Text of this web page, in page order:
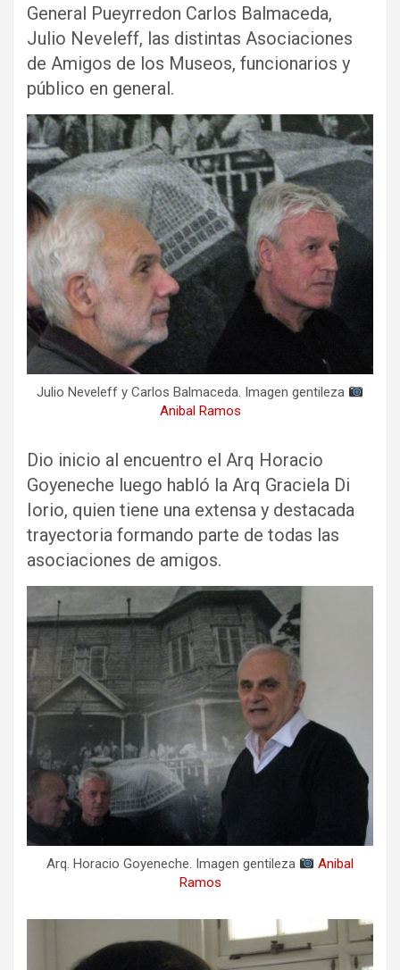
General Pueyrredon Carlos Balmaceda,
Julio Neveleff, las distintas Asociaciones
de Amigos de los Museos, funcionarios y
público en general.
Julio Neveleff y Carlos Balmaceda. Imagen gentileza
Anibal Ramos
Dio inicio al encuentro el Arq Horacio
Goyeneche luego habló la Arq Graciela Di
Iorio, quien tiene una extensa y destacada
trayectoria formando parte de todas las
asociaciones de amigos.
Arq. Horacio Goyeneche. Imagen gentileza
Anibal
Ramos